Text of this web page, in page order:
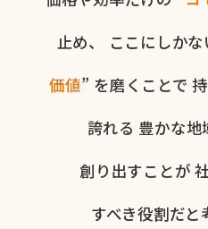
止め、
ここに​しか
価値” を​磨く​ことで
誇れる 豊かな​地
創り出すことが
すべき役割だと​